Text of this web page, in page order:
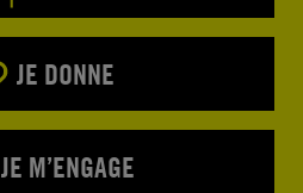
JE DONNE
JE M’ENGAGE